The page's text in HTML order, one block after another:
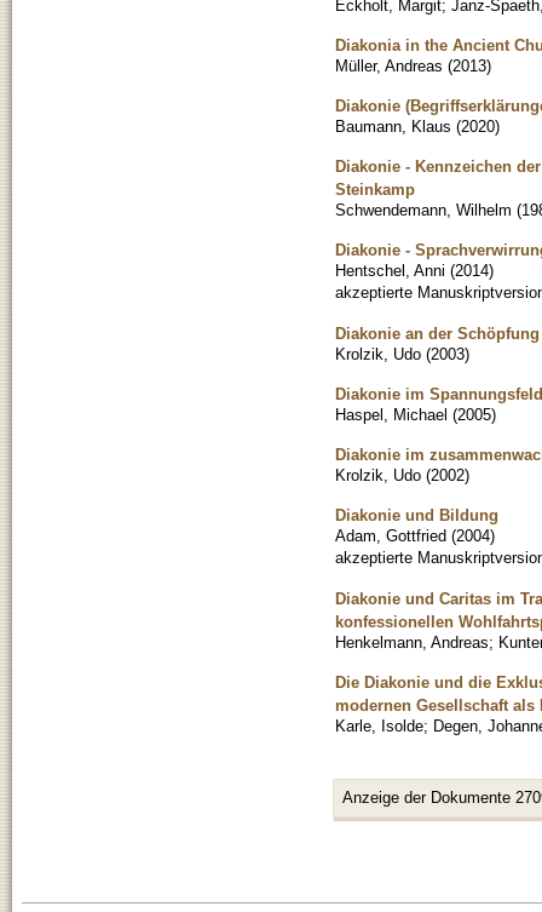
Eckholt, Margit; Janz-
Diakonia in the Ancient
Müller, Andreas (2013)
Diakonie
Baumann, Klaus (2020)
Diakonie - Kennzeichen
Steinkamp
Schwendemann, Wilhelm (
Diakonie -
Hentschel, Anni (2014)
akzeptierte
Diakonie an der Schöpfung
Krolzik, Udo (2003)
Diakonie im
Haspel, Michael (2005)
Diakonie im
Krolzik, Udo (2002)
Diakonie und Bildung
Adam, Gottfried (2004)
akzeptierte
Diakonie und Caritas im
konfessionellen
Henkelmann, Andreas;
Die Diakonie und die
modernen Gesellschaft
Karle, Isolde; Degen,
Anzeige der Dokumente